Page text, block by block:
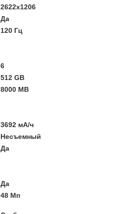
2622x1206
Да
120 Гц
6
512 GB
8000 MB
3692 мА/ч
Несъемный
Да
Да
48 Мп